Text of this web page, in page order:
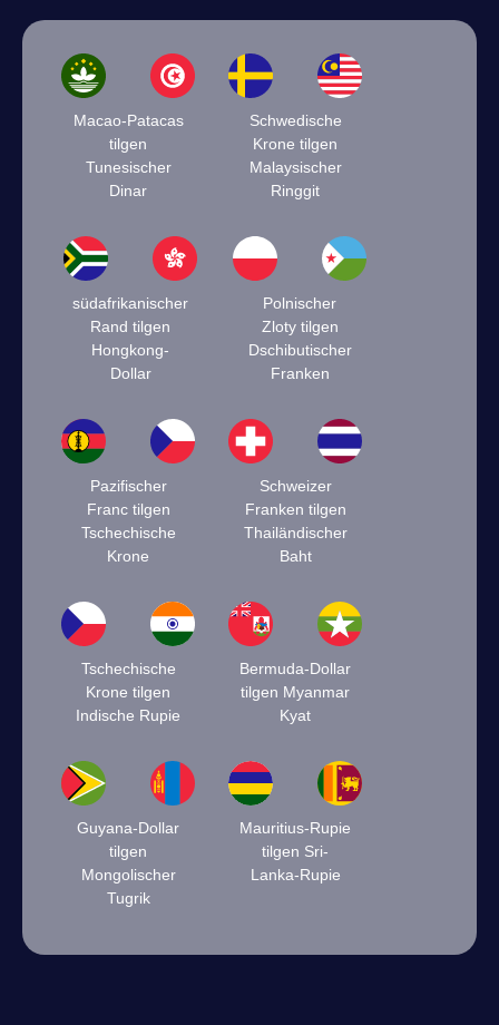
Macao-Patacas
tilgen
Tunesischer
Dinar
Schwedische
Krone tilgen
Malaysischer
Ringgit
südafrikanischer
Rand tilgen
Hongkong-
Dollar
Polnischer
Zloty tilgen
Dschibutischer
Franken
Pazifischer
Franc tilgen
Tschechische
Krone
Schweizer
Franken tilgen
Thailändischer
Baht
Tschechische
Krone tilgen
Indische Rupie
Bermuda-Dollar
tilgen Myanmar
Kyat
Guyana-Dollar
tilgen
Mongolischer
Tugrik
Mauritius-Rupie
tilgen Sri-
Lanka-Rupie